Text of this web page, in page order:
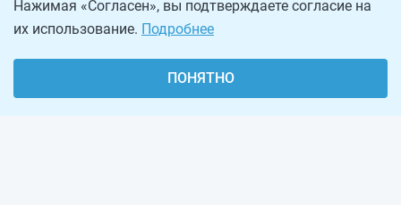
Нажимая «Согласен», вы подтверждаете согласие на
их использование. Подробнее
ПОНЯТНО